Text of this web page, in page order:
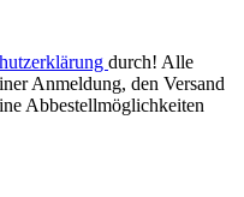
durch! Alle
Anmeldung, den Versand
Abbestellmöglichkeiten